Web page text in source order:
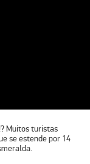
Muitos turistas
se estende por 14